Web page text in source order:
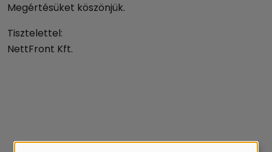
Megértésüket köszönjük.
Tisztelettel:
NettFront Kft.